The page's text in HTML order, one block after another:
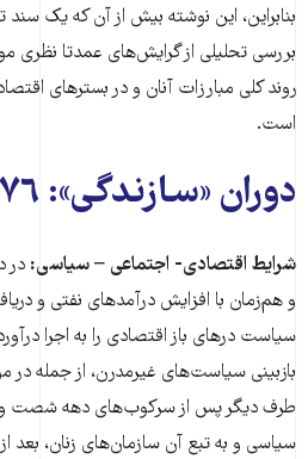
بنابراین، این نوشته بیش از آن که یک
بررسی تحلیلی از گرایش‌های عمدتا نظری
روند کلی مبارزات آنان و در بسترهای
است.
دوران «سازندگی»: ٧٦-١٣٦٨
شرایط اقتصادی- اجتماعی – سیاسی: در
و هم‌زمان با افزایش درآمدهای نفتی و
سیاست درهای باز اقتصادی را به اجرا
بازبینی سیاست‌های غیرمدرن، از جمله در
طرف دیگر پس از سرکوب‌های دهه‌ شصت و
سیاسی و به تبع ‌آن سازمان‌های زنان، بعد